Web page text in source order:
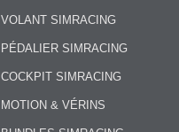
VOLANT SIMRACING
PÉDALIER SIMRACING
COCKPIT SIMRACING
MOTION & VÉRINS